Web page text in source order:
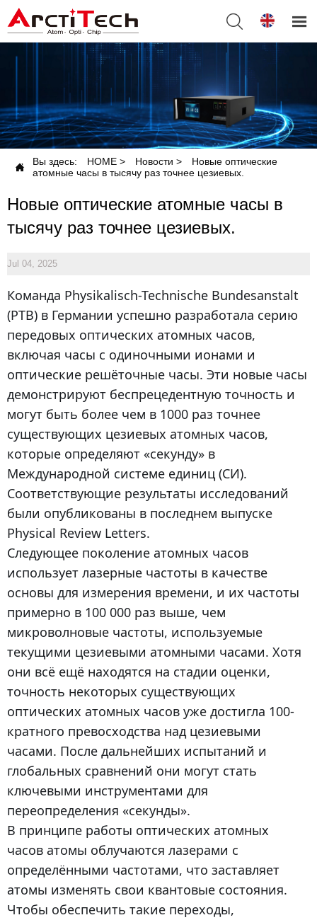
 
 Вы здесь: HOME > Новости >
Новые оптические
атомные часы в тысячу раз точнее цезиевых.
Новые оптические атомные часы в
тысячу раз точнее цезиевых.
Jul 04, 2025
Команда Physikalisch-Technische Bundesanstalt
(PTB) в Германии успешно разработала серию
передовых оптических атомных часов,
включая часы с одиночными ионами и
оптические решёточные часы. Эти новые часы
демонстрируют беспрецедентную точность и
могут быть более чем в 1000 раз точнее
существующих цезиевых атомных часов,
которые определяют «секунду» в
Международной системе единиц (СИ).
Соответствующие результаты исследований
были опубликованы в последнем выпуске
Physical Review Letters.
Следующее поколение атомных часов
использует лазерные частоты в качестве
основы для измерения времени, и их частоты
примерно в 100 000 раз выше, чем
микроволновые частоты, используемые
текущими цезиевыми атомными часами. Хотя
они всё ещё находятся на стадии оценки,
точность некоторых существующих
оптических атомных часов уже достигла 100-
кратного превосходства над цезиевыми
часами. После дальнейших испытаний и
глобальных сравнений они могут стать
ключевыми инструментами для
переопределения «секунды».
В принципе работы оптических атомных
часов атомы облучаются лазерами с
определёнными частотами, что заставляет
атомы изменять свои квантовые состояния.
Чтобы обеспечить такие переходы,